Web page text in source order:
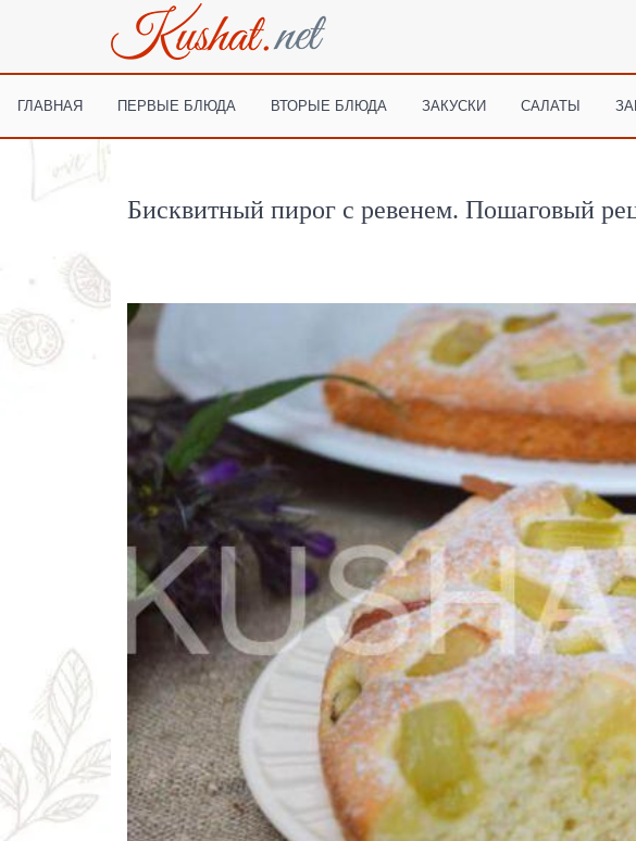
ГЛАВНАЯ ПЕРВЫЕ БЛЮДА ВТОРЫЕ БЛЮДА ЗАКУСКИ САЛАТЫ
Бисквитный пирог с ревенем. Пошаговый